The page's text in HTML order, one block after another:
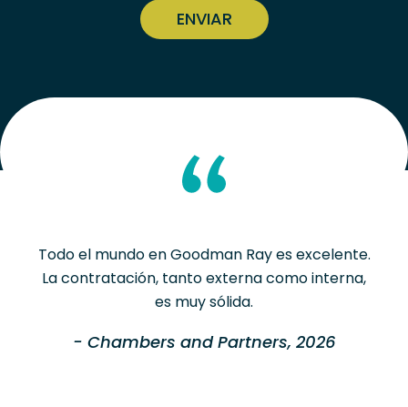
Todo el mundo en Goodman Ray es excelente.
La contratación, tanto externa como interna,
es muy sólida.
- Chambers and Partners, 2026